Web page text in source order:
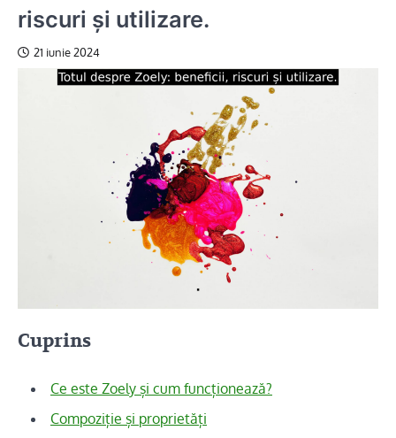
riscuri și utilizare.
21 iunie 2024
Cuprins
Ce este Zoely și cum funcționează?
Compoziție și proprietăți